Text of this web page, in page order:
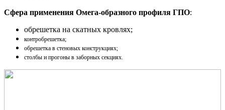
Сфера применения Омега-образного профиля ГПО:
обрешетка на скатных кровлях;
контробрешетка;
обрешетка в стеновых конструкциях;
столбы и прогоны в заборных секциях.